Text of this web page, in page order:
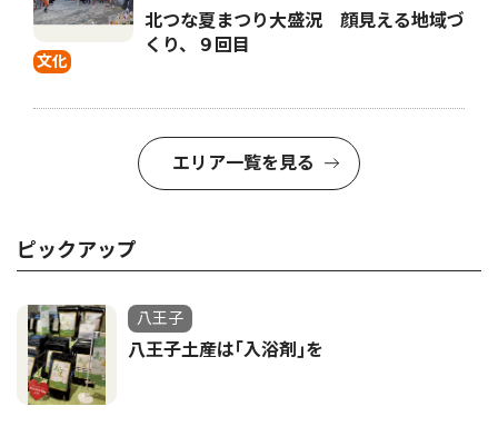
文化
北つな夏まつり大盛況 顔見える地域づ
くり、９回目
エリア一覧を見る
ピックアップ
八王子
八王子土産は｢入浴剤｣を